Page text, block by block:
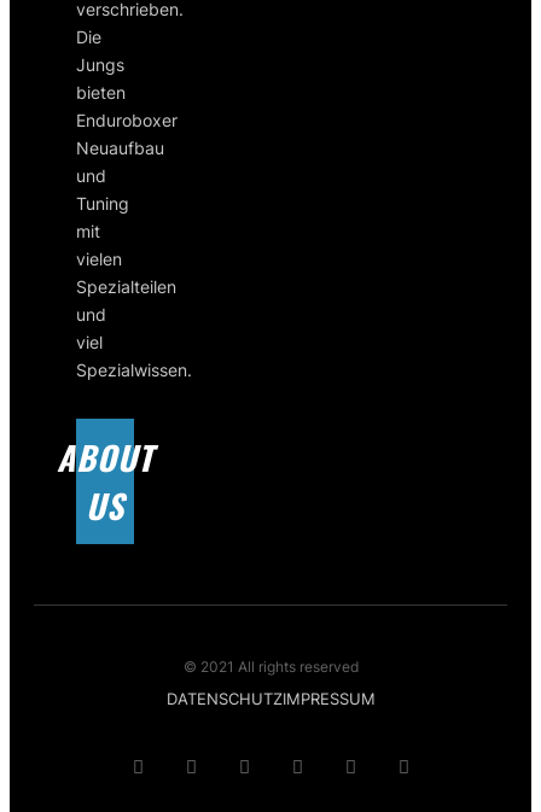
verschrieben.
Die
Jungs
bieten
Enduroboxer
Neuaufbau
und
Tuning
mit
vielen
Spezialteilen
und
viel
Spezialwissen.
ABOUT
US
© 2021 All rights reserved
DATENSCHUTZIMPRESSUM